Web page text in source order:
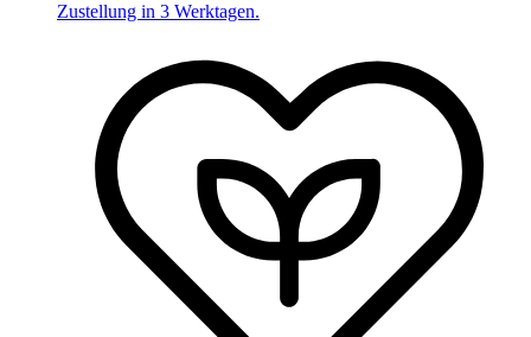
Zustellung in 3 Werktagen.